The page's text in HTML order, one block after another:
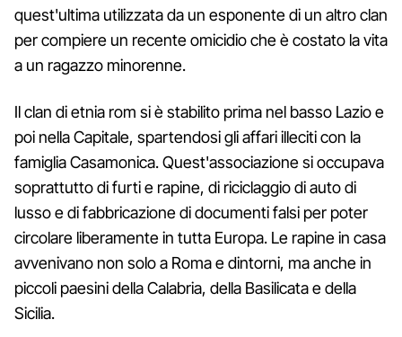
quest'ultima utilizzata da un esponente di un altro clan
per compiere un recente omicidio che è costato la vita
a un ragazzo minorenne.
Il clan di etnia rom si è stabilito prima nel basso Lazio e
poi nella Capitale, spartendosi gli affari illeciti con la
famiglia Casamonica. Quest'associazione si occupava
soprattutto di furti e rapine, di riciclaggio di auto di
lusso e di fabbricazione di documenti falsi per poter
circolare liberamente in tutta Europa. Le rapine in casa
avvenivano non solo a Roma e dintorni, ma anche in
piccoli paesini della Calabria, della Basilicata e della
Sicilia.